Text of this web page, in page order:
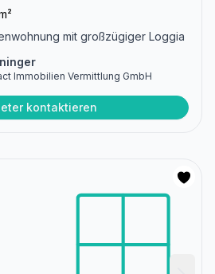
mit großzügiger Loggia
Immobilien Vermittlung GmbH
kontaktieren